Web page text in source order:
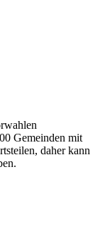
Gemeinden mit
daher kann